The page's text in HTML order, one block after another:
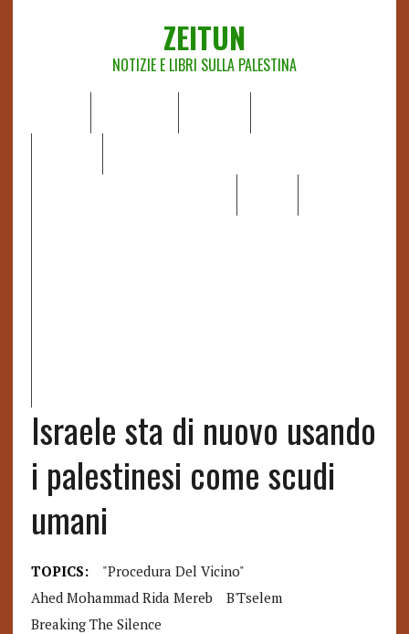
ZEITUN
NOTIZIE E LIBRI SULLA PALESTINA
Israele sta di nuovo usando
i palestinesi come scudi
umani
TOPICS:
"procedura Del Vicino"
Ahed Mohammad Rida Mereb
B'Tselem
Breaking The Silence